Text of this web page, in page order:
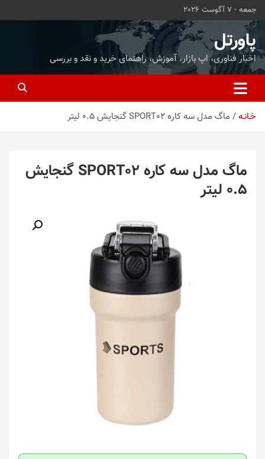
محتوا
بروید
جمعه - 7 آگوست 2026
پاورتل
اخبار فناوری، اپ بازار، آموزش، راهنمای خرید و نقد و بررسی
خـانـه ماگ مدل سه کاره SPORT02 گنجایش 0.5 لیتر
ماگ مدل سه کاره SPORT02 گنجایش
0.5 لیتر